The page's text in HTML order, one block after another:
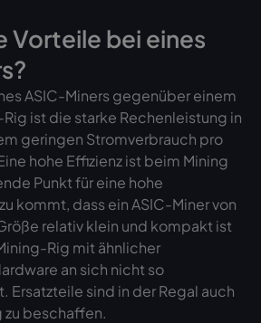
Vorteile bei eines
ASIC-Miners gegenüber einem
ist die starke Rechenleistung in
geringen Stromverbrauch pro
hohe Effizienz ist beim Mining
Punkt für eine hohe
kommt, dass ein ASIC-Miner von
relativ klein und kompakt ist
Rig mit ähnlicher
an sich nicht so
Ersatzteile sind in der Regal auch
zu beschaffen.